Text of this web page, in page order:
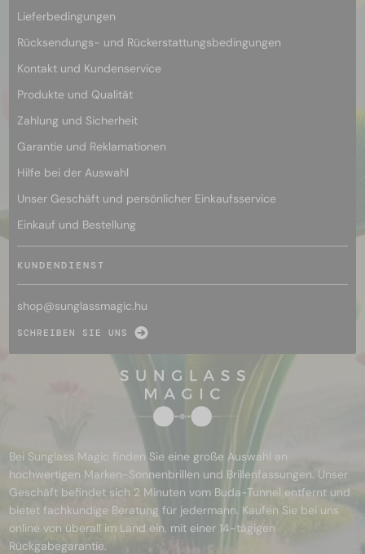
Lieferbedingungen
Rücksendungs- und Rückerstattungsbedingungen
Kontakt und Kundenservice
Produkte und Qualität
Zahlung und Sicherheit
Garantie und Reklamationen
Hilfe bei der Auswahl
Unser Geschäft und persönlicher Einkaufsservice
Einkauf und Bestellung
KUNDENDIENST
shop@sunglassmagic.hu
SCHREIBEN SIE UNS
Bei Sunglass Magic finden Sie eine große Auswahl an
hochwertigen Marken-Sonnenbrillen und Brillenfassungen. Unser
Geschäft befindet sich 2 Minuten vom Buda-Tunnel entfernt und
bietet fachkundige Beratung für jedermann. Kaufen Sie bei uns
online von überall im Land ein, mit einer 14-tägigen
Rückgabegarantie.